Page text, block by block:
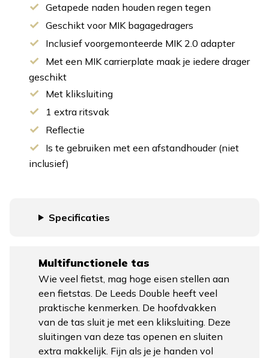
Getapede naden houden regen tegen
Geschikt voor MIK bagagedragers
Inclusief voorgemonteerde MIK 2.0 adapter
Met een MIK carrierplate maak je iedere drager
geschikt
Met kliksluiting
1 extra ritsvak
Reflectie
Is te gebruiken met een afstandhouder (niet
inclusief)
Specificaties
Multifunctionele tas
Wie veel fietst, mag hoge eisen stellen aan
een fietstas. De Leeds Double heeft veel
praktische kenmerken. De hoofdvakken
van de tas sluit je met een kliksluiting. Deze
sluitingen van deze tas openen en sluiten
extra makkelijk. Fijn als je je handen vol